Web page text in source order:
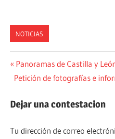
NOTICIAS
Navegación
de
entradas
Entrada
anterior:
Panoramas de Castilla y
Siguiente
Petición de fotografías e
Dejar una contestacion
Tu dirección de correo